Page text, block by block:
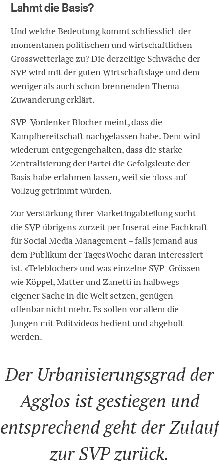
Lahmt die Basis?
Und welche Bedeutung kommt schliesslich der
momentanen politischen und wirtschaftlichen
Grosswetterlage zu? Die derzeitige Schwäche der
SVP wird mit der guten Wirtschaftslage und dem
weniger als auch schon brennenden Thema
Zuwanderung erklärt.
SVP-Vordenker Blocher meint, dass die
Kampfbereitschaft nachgelassen habe. Dem wird
wiederum entgegengehalten, dass die starke
Zentralisierung der Partei die Gefolgsleute der
Basis habe erlahmen lassen, weil sie bloss auf
Vollzug getrimmt würden.
Zur Verstärkung ihrer Marketingabteilung sucht
die SVP übrigens zurzeit per Inserat eine Fachkraft
für Social Media Management – falls jemand aus
dem Publikum der TagesWoche daran interessiert
ist. «Teleblocher» und was einzelne SVP-Grössen
wie Köppel, Matter und Zanetti in halbwegs
eigener Sache in die Welt setzen, genügen
offenbar nicht mehr. Es sollen vor allem die
Jungen mit Politvideos bedient und abgeholt
werden.
Der Urbanisierungsgrad der
Agglos ist gestiegen und
entsprechend geht der Zulauf
zur SVP zurück.